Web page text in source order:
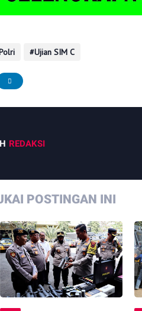
Ujian SIM C
REDAKSI
POSTINGAN INI